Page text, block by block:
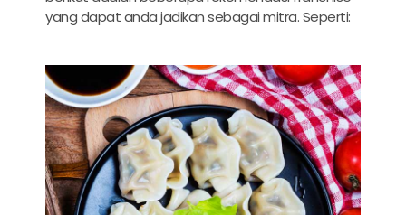
yang dapat anda jadikan sebagai mitra. Seperti: